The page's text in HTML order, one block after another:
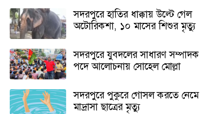
সদরপুরে হাতির ধাক্কায় উল্টে গেল
অটোরিকশা, ১০ মাসের শিশুর মৃত্যু
সদরপুরে যুবদলের সাধারণ সম্পাদক
পদে আলোচনায় সোহেল মোল্লা
সদরপুরে পুকুরে গোসল করতে নেমে
মাদ্রাসা ছাত্রের মৃত্যু